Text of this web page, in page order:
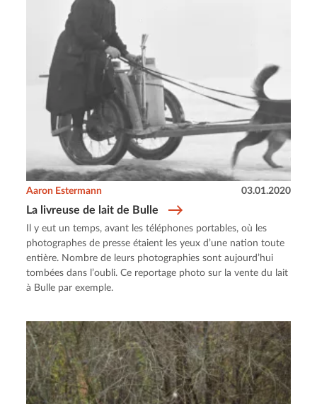
La livreuse de lait de Bulle
Aaron Estermann 03.01.2020
Il y eut un temps, avant les téléphones portables, où les
photographes de presse étaient les yeux d’une nation toute
entière. Nombre de leurs photographies sont aujourd’hui
tombées dans l’oubli. Ce reportage photo sur la vente du lait
à Bulle par exemple.